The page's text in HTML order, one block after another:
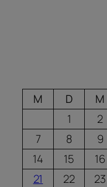
M
D M
1
2
7
8 9
14
15 16
21
22 23